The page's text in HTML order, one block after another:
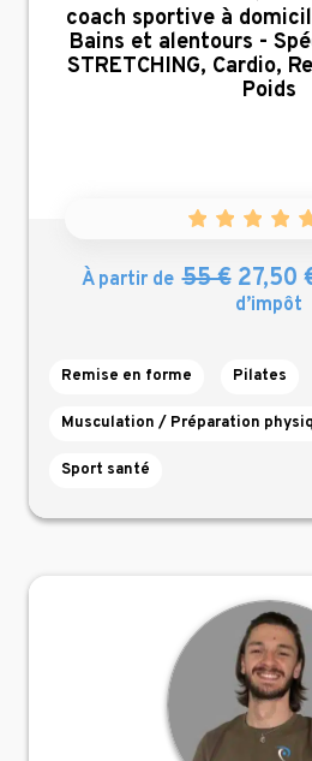
,
coach sportive à
Bains et alentours -
STRETCHING, Cardio,
Poids
À partir de 55 €27,50
d’impôt
Remise en forme Pilates
Musculation / Préparation
Sport santé